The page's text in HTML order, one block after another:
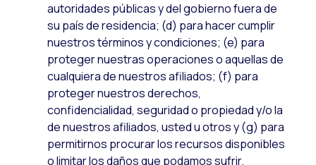
autoridades públicas y del gobierno fuera de
su país de residencia; (d) para hacer cumplir
nuestros términos y condiciones; (e) para
proteger nuestras operaciones o aquellas de
cualquiera de nuestros afiliados; (f) para
proteger nuestros derechos,
confidencialidad, seguridad o propiedad y/o la
de nuestros afiliados, usted u otros y (g) para
permitirnos procurar los recursos disponibles
o limitar los daños que podamos sufrir.